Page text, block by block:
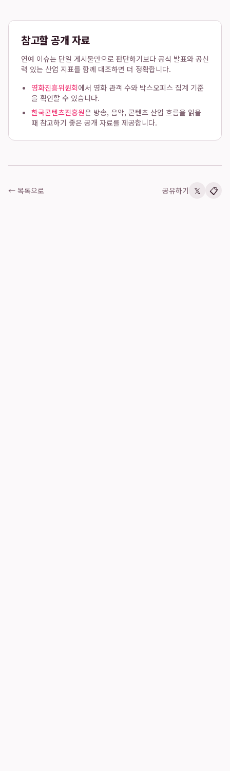
참고할 공개 자료
연예 이슈는 단일 게시물만으로 판단하기보다 공식 발표와 공신
력 있는 산업 지표를 함께 대조하면 더 정확합니다.
영화진흥위원회에서 영화 관객 수와 박스오피스 집계 기준
을 확인할 수 있습니다.
한국콘텐츠진흥원은 방송, 음악, 콘텐츠 산업 흐름을 읽을
때 참고하기 좋은 공개 자료를 제공합니다.
← 목록으로 공유하기 𝕏 📋